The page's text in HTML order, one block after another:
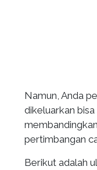
Namun, Anda
dikeluarkan
pertimbangan
Berikut adalah